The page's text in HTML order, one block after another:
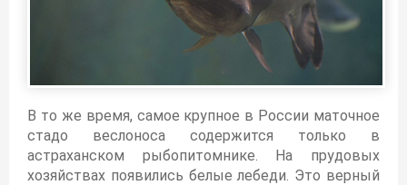
В то же время, самое крупное в России маточное
стадо веслоноса содержится только в
астраханском рыбопитомнике. На прудовых
хозяйствах появились белые лебеди. Это верный